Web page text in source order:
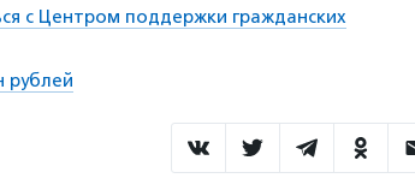
с Центром поддержки гражданских
рублей